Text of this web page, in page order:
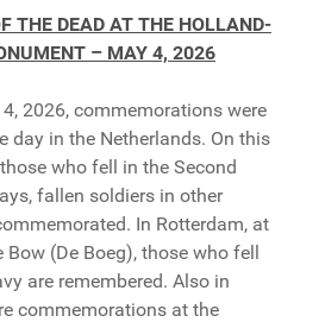
THE DEAD AT THE HOLLAND-
– MAY 4, 2026
2026, commemorations were
day in the Netherlands. On this
who fell in the Second
fallen soldiers in other
In Rotterdam, at
(De Boeg), those who fell
are remembered. Also in
commemorations at the